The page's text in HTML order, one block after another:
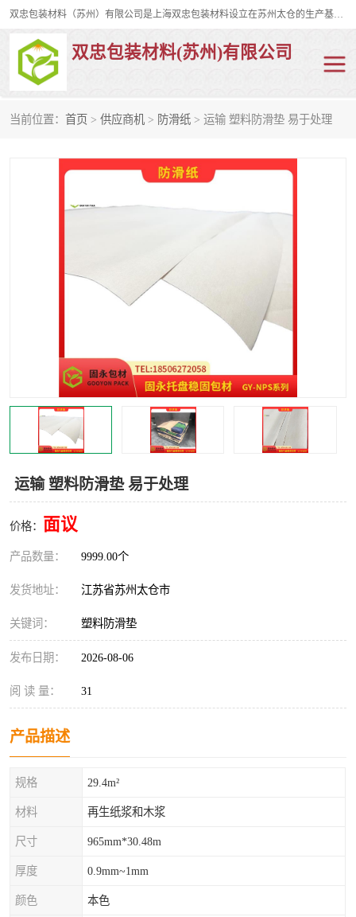
双忠包装材料（苏州）有限公司是上海双忠包装材料设立在苏州太仓的生产基地，占地约2万平米，产品主要有打孔缠绕膜，拉伸蜂窝纸，集装箱充气袋，滑托板，打包带，裹包网兜，防滑纸等箱体和托盘的运输和保护性包材。固永包材®，GooYon Pack®，是我们保护性包装材料的专属品牌。
双忠包装材料(苏州)有限公司
当前位置： 首页 > 供应商机 > 防滑纸 > 运输 塑料防滑垫 易于处理
运输 塑料防滑垫 易于处理
价格： 面议
产品数量： 9999.00个
发货地址： 江苏省苏州太仓市
关键词： 塑料防滑垫
发布日期： 2026-08-06
阅 读 量： 31
产品描述
规格 29.4m²
材料 再生纸浆和木浆
尺寸 965mm*30.48m
厚度 0.9mm~1mm
颜色 本色
裹包网兜 纤维打包带
充气袋
托盘裹包网兜